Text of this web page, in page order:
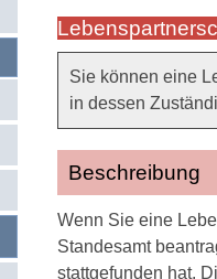
Sie können eine
in dessen
Beschreibung
Wenn Sie eine
Standesamt
stattgefunden hat.